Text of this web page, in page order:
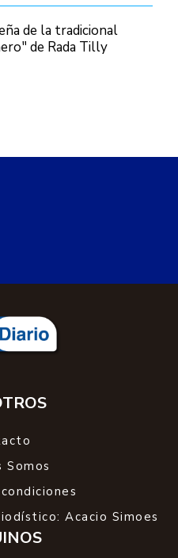
de la tradicional
de Rada Tilly
Somos
Acacio Simoes